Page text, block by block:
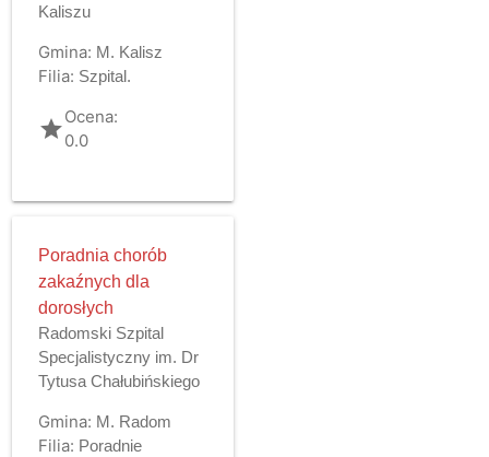
Kaliszu
Gmina: M. Kalisz
Filia: Szpital.
gradeOcena:
0.0
Poradnia chorób
zakaźnych dla
dorosłych
Radomski Szpital
Specjalistyczny im. Dr
Tytusa Chałubińskiego
Gmina: M. Radom
Filia: Poradnie